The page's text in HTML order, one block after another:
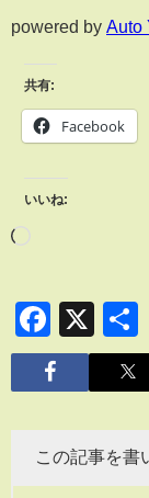
powered by Auto
共有:
Facebook
いいね:
X
この記事を書